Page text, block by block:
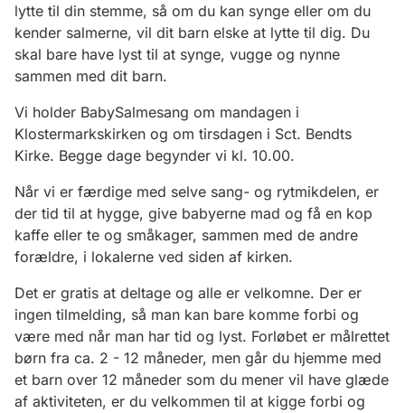
lytte til din stemme, så om du kan synge eller om du
kender salmerne, vil dit barn elske at lytte til dig. Du
skal bare have lyst til at synge, vugge og nynne
sammen med dit barn.
Vi holder BabySalmesang om mandagen i
Klostermarkskirken og om tirsdagen i Sct. Bendts
Kirke. Begge dage begynder vi kl. 10.00.
Når vi er færdige med selve sang- og rytmikdelen, er
der tid til at hygge, give babyerne mad og få en kop
kaffe eller te og småkager, sammen med de andre
forældre, i lokalerne ved siden af kirken.
Det er gratis at deltage og alle er velkomne. Der er
ingen tilmelding, så man kan bare komme forbi og
være med når man har tid og lyst. Forløbet er målrettet
børn fra ca. 2 - 12 måneder, men går du hjemme med
et barn over 12 måneder som du mener vil have glæde
af aktiviteten, er du velkommen til at kigge forbi og